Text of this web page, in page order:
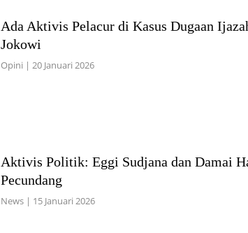
Ada Aktivis Pelacur di Kasus Dugaan
Jokowi
Opini | 20 Januari 2026
Aktivis Politik: Eggi Sudjana dan Damai
Pecundang
News| 15 Januari 2026